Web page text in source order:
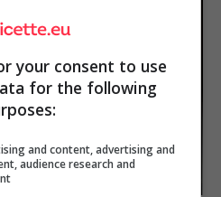
your consent to use
for the following
and content, advertising and
audience research and